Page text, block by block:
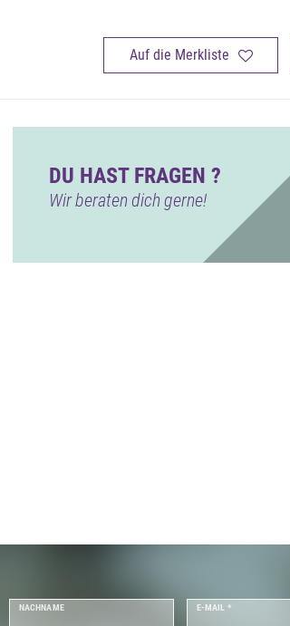
Auf die Merkliste
DU HAST FRAGEN ?
Wir beraten dich gerne!
NACHNAME E-MAIL *